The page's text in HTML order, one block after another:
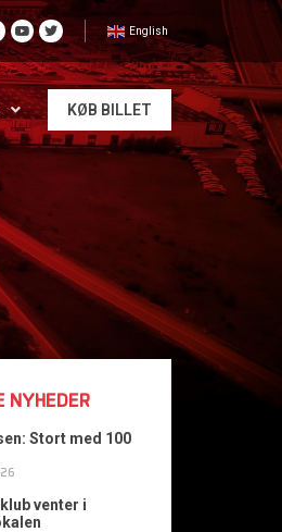
English
KØB BILLET
NYHEDER
Stort med 100
venter i